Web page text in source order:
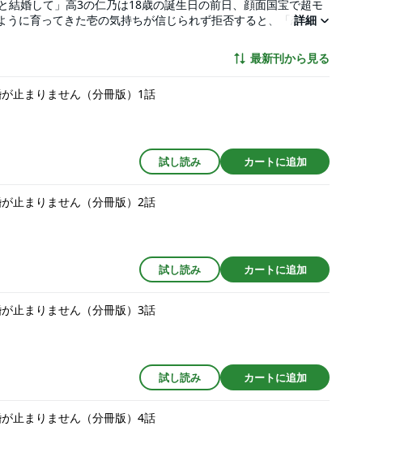
婚して」高3の仁乃は18歳の誕生日の前日、顔面国宝で超モ
に育ってきた壱の気持ちが信じられず拒否すると、「恋愛対
していく溺愛(好き攻撃)＆恋人ごっこに、仁乃は翻弄されま
ではいかない、愛が重すぎる幼なじみとの甘くて危険なじれ
詳細
最新刊から見る
止まりません（分冊版）1話
試し読み カートに追加
止まりません（分冊版）2話
試し読み カートに追加
止まりません（分冊版）3話
試し読み カートに追加
止まりません（分冊版）4話